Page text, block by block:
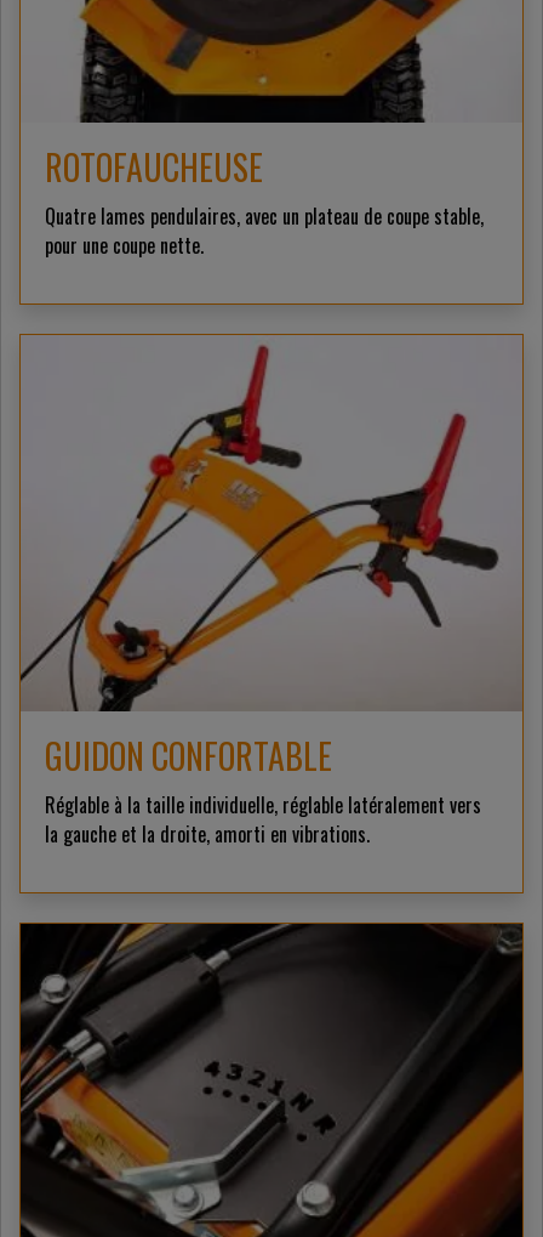
ROTOFAUCHEUSE
Quatre lames pendulaires, avec un plateau de coupe stable,
pour une coupe nette.
GUIDON CONFORTABLE
Réglable à la taille individuelle, réglable latéralement vers
la gauche et la droite, amorti en vibrations.